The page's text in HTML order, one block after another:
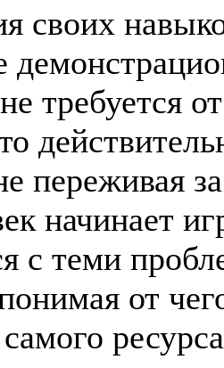
своих
требуется
переживая
начинает
с теми
от